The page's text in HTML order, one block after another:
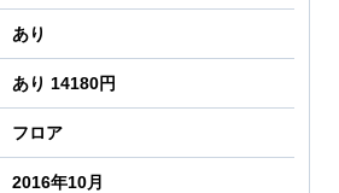
あり
あり 14180円
フロア
2016年10月